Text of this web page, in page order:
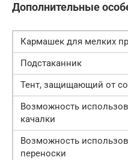
Дополнительные
Кармашек для мелких
Подстаканник
Тент, защищающий от
Возможность
качалки
Возможность
переноски